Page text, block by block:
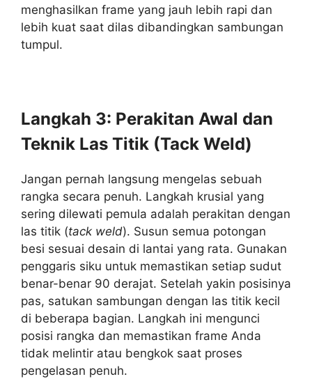
menghasilkan frame yang jauh lebih rapi dan
lebih kuat saat dilas dibandingkan sambungan
tumpul.
Langkah 3: Perakitan Awal dan
Teknik Las Titik (Tack Weld)
Jangan pernah langsung mengelas sebuah
rangka secara penuh. Langkah krusial yang
sering dilewati pemula adalah perakitan dengan
las titik (tack weld). Susun semua potongan
besi sesuai desain di lantai yang rata. Gunakan
penggaris siku untuk memastikan setiap sudut
benar-benar 90 derajat. Setelah yakin posisinya
pas, satukan sambungan dengan las titik kecil
di beberapa bagian. Langkah ini mengunci
posisi rangka dan memastikan frame Anda
tidak melintir atau bengkok saat proses
pengelasan penuh.